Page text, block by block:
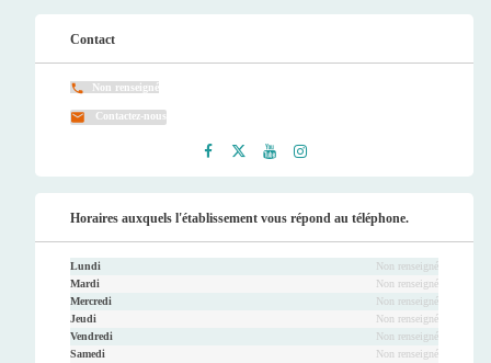
Contact
Non renseigné
Contactez-nous
ook
er
be
ram
Horaires auxquels l'établissement vous répond au téléphone.
Lundi
Non renseigné
Mardi
Non renseigné
Mercredi
Non renseigné
Jeudi
Non renseigné
Vendredi
Non renseigné
Samedi
Non renseigné